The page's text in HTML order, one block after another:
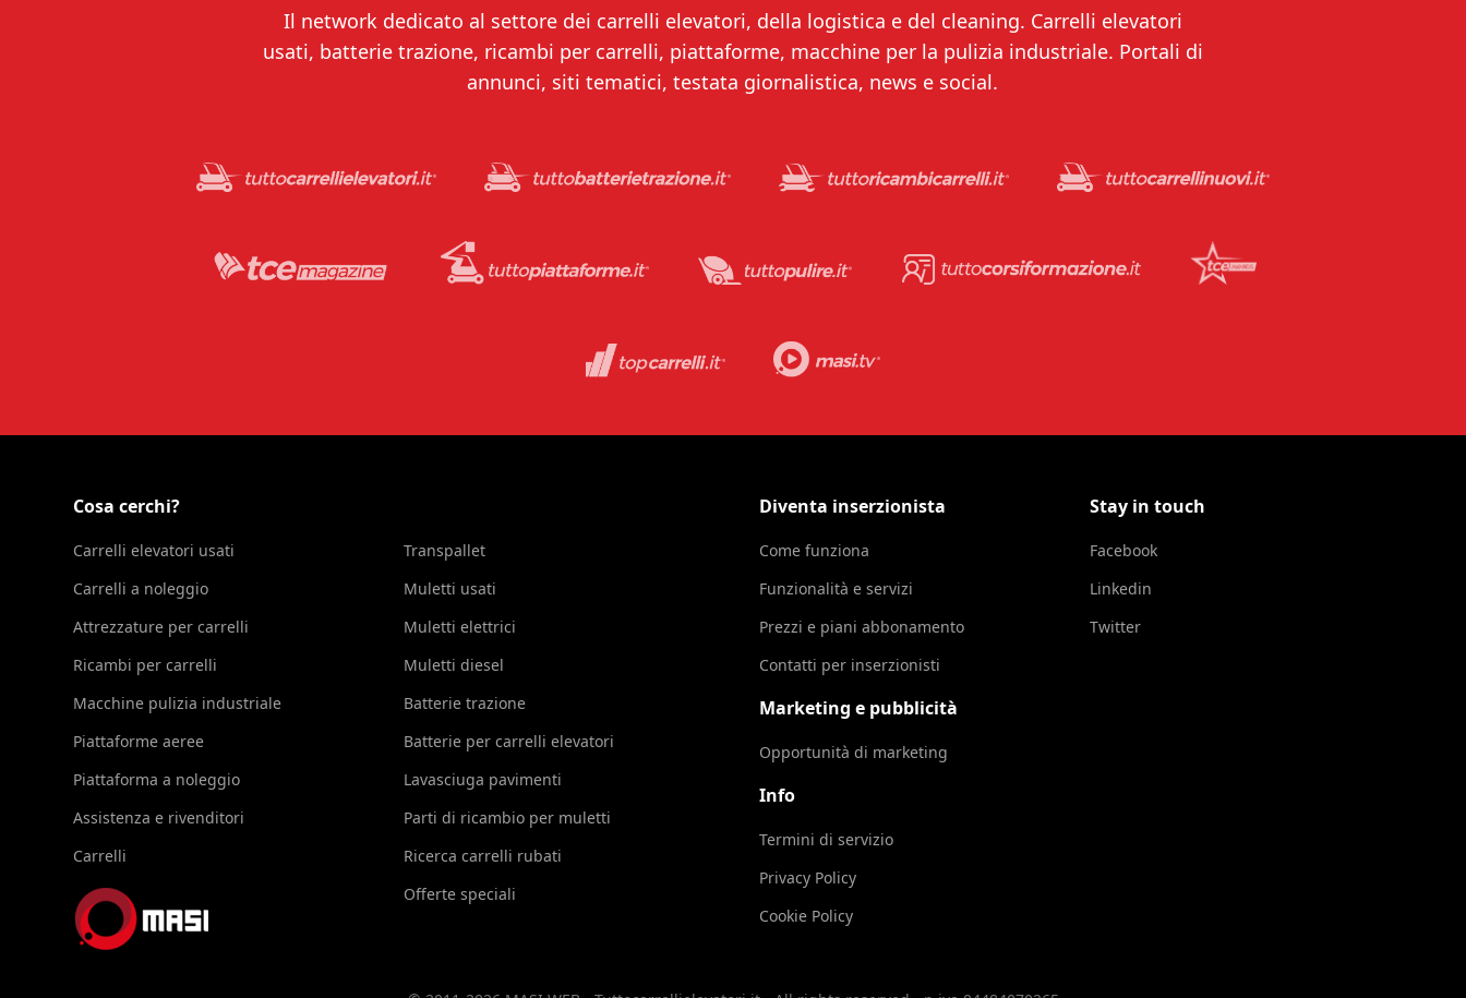
Il network dedicato al settore dei carrelli elevatori, della logistica e del cleaning. Carrelli elevatori
usati, batterie trazione, ricambi per carrelli, piattaforme, macchine per la pulizia industriale. Portali di
annunci, siti tematici, testata giornalistica, news e social.
Cosa cerchi?
Carrelli elevatori usati
Carrelli a noleggio
Attrezzature per carrelli
Ricambi per carrelli
Macchine pulizia industriale
Piattaforme aeree
Piattaforma a noleggio
Assistenza e rivenditori
Carrelli
Transpallet
Muletti usati
Muletti elettrici
Muletti diesel
Batterie trazione
Batterie per carrelli elevatori
Lavasciuga pavimenti
Parti di ricambio per muletti
Ricerca carrelli rubati
Offerte speciali
Diventa inserzionista
Come funziona
Funzionalità e servizi
Prezzi e piani abbonamento
Contatti per inserzionisti
Marketing e pubblicità
Opportunità di marketing
Info
Termini di servizio
Privacy Policy
Cookie Policy
Stay in touch
Facebook
Linkedin
Twitter